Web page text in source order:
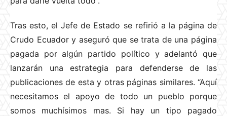
Tras esto, el Jefe de Estado se refirió a la página de
Crudo Ecuador y aseguró que se trata de una página
pagada por algún partido político y adelantó que
lanzarán una estrategia para defenderse de las
publicaciones de esta y otras páginas similares. “Aquí
necesitamos el apoyo de todo un pueblo porque
somos muchísimos mas. Si hay un tipo pagado